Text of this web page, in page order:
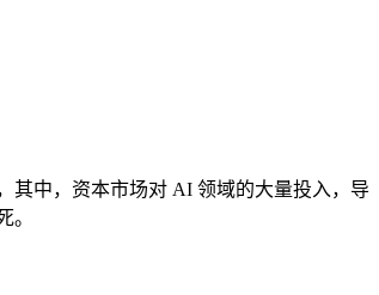
其中，资本市场对 AI 领域的大量投入，导
。